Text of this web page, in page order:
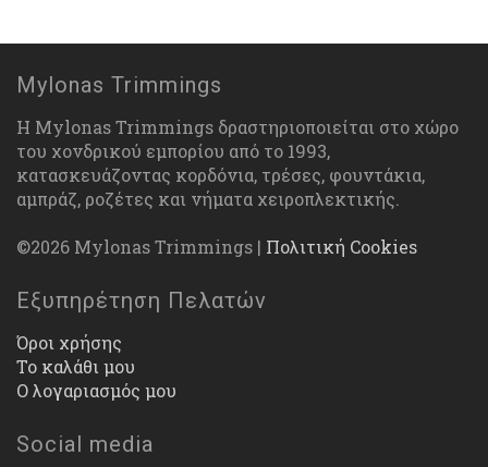
Mylonas Trimmings
Η Mylonas Trimmings δραστηριοποιείται στο χώρο
του χονδρικού εμπορίου από το 1993,
κατασκευάζοντας κορδόνια, τρέσες, φουντάκια,
αμπράζ, ροζέτες και νήματα χειροπλεκτικής.
©2026 Mylonas Trimmings | Πολιτική Cookies
Εξυπηρέτηση Πελατών
Όροι χρήσης
Το καλάθι μου
Ο λογαριασμός μου
Social media